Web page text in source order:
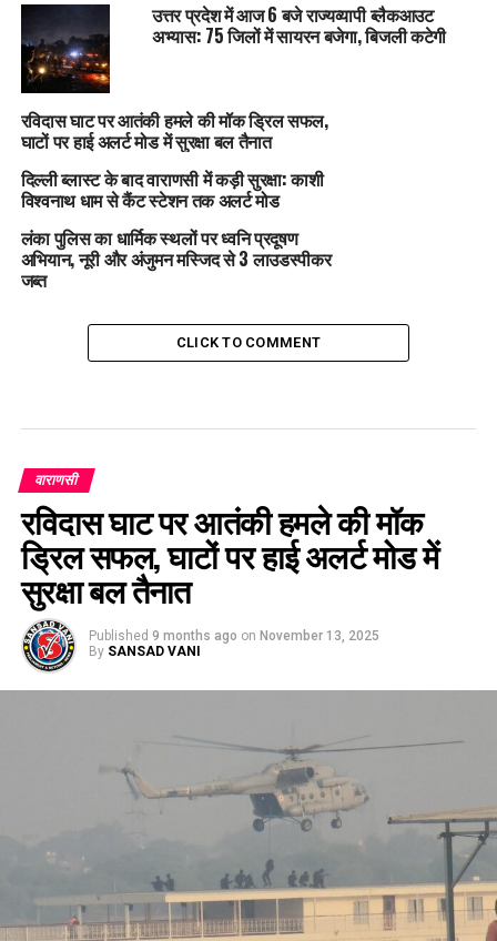
उत्तर प्रदेश में आज 6 बजे राज्यव्यापी ब्लैकआउट
अभ्यास: 75 जिलों में सायरन बजेगा, बिजली कटेगी
रविदास घाट पर आतंकी हमले की मॉक ड्रिल सफल,
घाटों पर हाई अलर्ट मोड में सुरक्षा बल तैनात
दिल्ली ब्लास्ट के बाद वाराणसी में कड़ी सुरक्षा: काशी
विश्वनाथ धाम से कैंट स्टेशन तक अलर्ट मोड
लंका पुलिस का धार्मिक स्थलों पर ध्वनि प्रदूषण
अभियान, नूरी और अंजुमन मस्जिद से 3 लाउडस्पीकर
जब्त
CLICK TO COMMENT
वाराणसी
रविदास घाट पर आतंकी हमले की मॉक
ड्रिल सफल, घाटों पर हाई अलर्ट मोड में
सुरक्षा बल तैनात
Published 9 months ago on November 13, 2025
By SANSAD VANI